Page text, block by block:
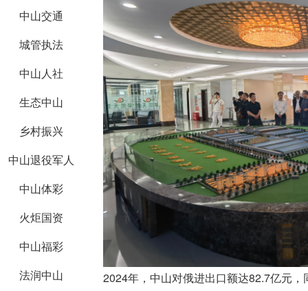
中山交通
城管执法
中山人社
生态中山
乡村振兴
中山退役军人
中山体彩
火炬国资
中山福彩
法润中山
2024年，中山对俄进出口额达82.7亿元，